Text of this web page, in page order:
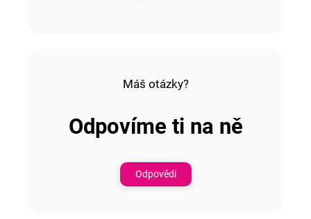
Máš otázky?
Odpovíme ti na ně
Odpovědi